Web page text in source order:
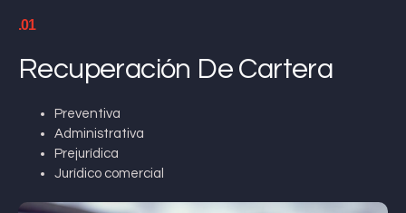
.01
Recuperación De Cartera
Preventiva
Administrativa
Prejurídica
Jurídico comercial